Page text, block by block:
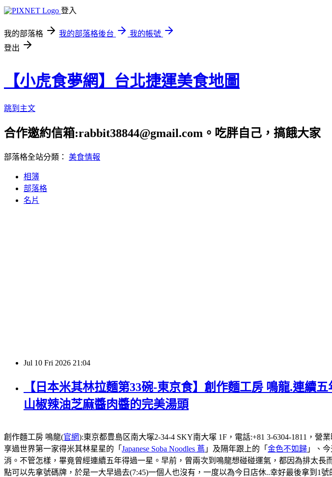
登入
我的部落格 我的部落格後台
我的帳號
登出
【小虎食夢網】台北捷運美食地圖
跳到主文
合作邀約信箱:rabbit38844@gmail.com。吃胖自己，搞餓大家
部落格全站分類： 美食情報
相簿
部落格
名片
Jul 10 Fri 2026 21:04
【日本米其林拉麵第33碗-東京食】創作麵工房 鳴龍.連續
山椒辣油芝麻醬肉醬的完美湯頭
創作麵工房 鳴龍(官網):東京都豊島区南大塚2-34-4 SKY南大塚 1F，電話:+81 3-6304-1811，
享過世界第一家得米其林星星的「 Japanese Soba Noodles 蔦 」及隔年跟上的「 金色不如歸 」、
消。不管怎樣，畢竟曾經連續五年得過一星。早前，曾兩次到鳴龍想碰碰運氣，都因為排太長
點可以先拿號碼牌，於是一大早過去(7:45)一個人也沒有，一度以為今日店休..幸好最後拿到1